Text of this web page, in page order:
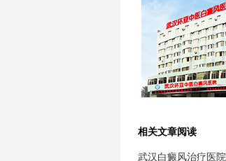
相关文章阅读
武汉白癜风治疗医